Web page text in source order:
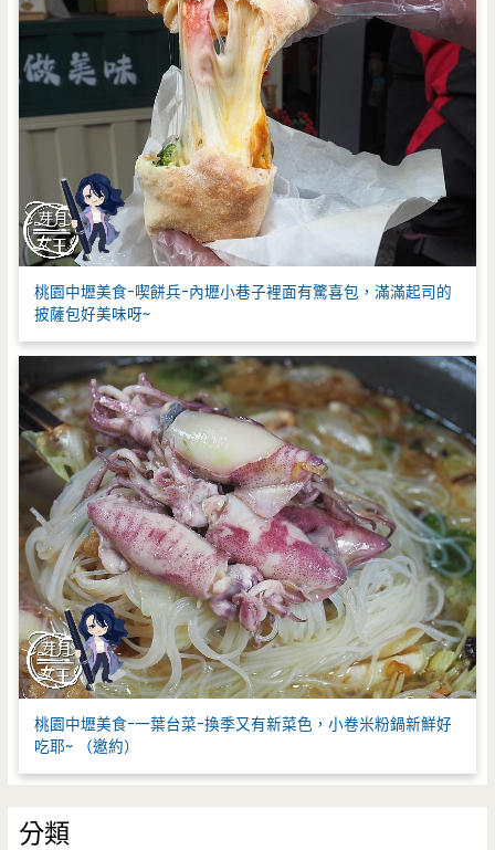
桃園中壢美食-喫餅兵-內壢小巷子裡面有驚喜包，滿滿起司的
披薩包好美味呀~
桃園中壢美食-一葉台菜-換季又有新菜色，小卷米粉鍋新鮮好
吃耶~ （邀約）
分類